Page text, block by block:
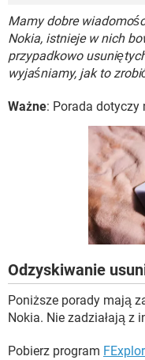
WINDOWS 10
INSTAGRAM
WINDOWS 10
GRY
SPOTIFY
INSTAGRAM
COVID-19
GRY
INSTAGRAM
Mamy dobre
Nokia, istnieje w nich
przypadkowo
wyjaśniamy, jak to
Ważne: Porada dotyczy
Odzyskiwanie
Poniższe porady mają
Nokia. Nie zadziałają z
Pobierz program